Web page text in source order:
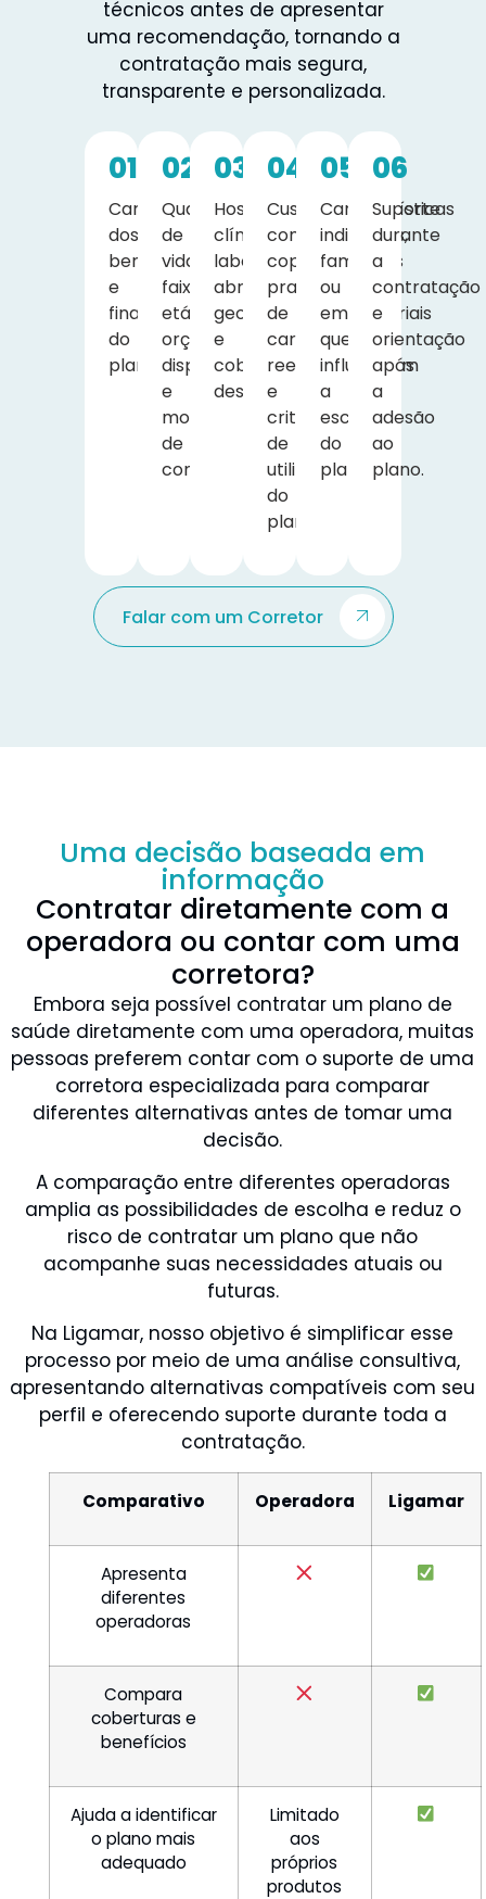
técnicos antes de apresentar
uma recomendação, tornando a
contratação mais segura,
transparente e personalizada.
01
Características
dos
beneficiários
e
finalidade
do
plano.
02
Quantidade
de
vidas,
faixa
etária,
orçamento
disponível
e
modalidade
de
contratação.
03
Hospitais,
clínicas,
laboratórios,
abrangência
geográfica
e
cobertura
desejada.
04
Custos
com
coparticipação,
prazos
de
carência,
reembolso
e
critérios
de
utilização
do
plano.
05
Características
individuais,
familiares
ou
empresariais
que
influenciam
a
escolha
do
plano.
06
Suporte
durante
a
contratação
e
orientação
após
a
adesão
ao
plano.
Falar com um Corretor
Uma decisão baseada em
informação
Contratar diretamente com a
operadora ou contar com uma
corretora?
Embora seja possível contratar um plano de
saúde diretamente com uma operadora, muitas
pessoas preferem contar com o suporte de uma
corretora especializada para comparar
diferentes alternativas antes de tomar uma
decisão.
A comparação entre diferentes operadoras
amplia as possibilidades de escolha e reduz o
risco de contratar um plano que não
acompanhe suas necessidades atuais ou
futuras.
Na Ligamar, nosso objetivo é simplificar esse
processo por meio de uma análise consultiva,
apresentando alternativas compatíveis com seu
perfil e oferecendo suporte durante toda a
contratação.
Comparativo Operadora Ligamar
Apresenta
diferentes
operadoras
Compara
coberturas e
benefícios
Ajuda a identificar
o plano mais
adequado
Limitado
aos
próprios
produtos